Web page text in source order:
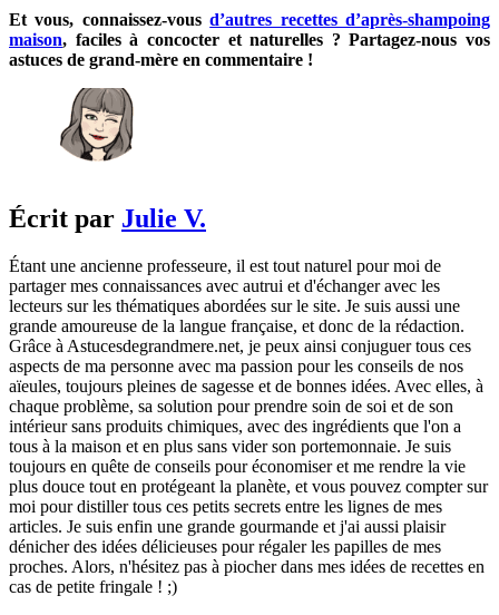
Et vous, connaissez-vousd’autres recettes d’après-shampoing
maison, faciles à concocter et naturelles ? Partagez-nous vos
astuces de grand-mère en commentaire !
Écrit par Julie V.
Étant une ancienne professeure, il est tout naturel pour moi de
partager mes connaissances avec autrui et d'échanger avec les
lecteurs sur les thématiques abordées sur le site. Je suis aussi une
grande amoureuse de la langue française, et donc de la rédaction.
Grâce à Astucesdegrandmere.net, je peux ainsi conjuguer tous ces
aspects de ma personne avec ma passion pour les conseils de nos
aïeules, toujours pleines de sagesse et de bonnes idées. Avec elles, à
chaque problème, sa solution pour prendre soin de soi et de son
intérieur sans produits chimiques, avec des ingrédients que l'on a
tous à la maison et en plus sans vider son portemonnaie. Je suis
toujours en quête de conseils pour économiser et me rendre la vie
plus douce tout en protégeant la planète, et vous pouvez compter sur
moi pour distiller tous ces petits secrets entre les lignes de mes
articles. Je suis enfin une grande gourmande et j'ai aussi plaisir
dénicher des idées délicieuses pour régaler les papilles de mes
proches. Alors, n'hésitez pas à piocher dans mes idées de recettes en
cas de petite fringale ! ;)